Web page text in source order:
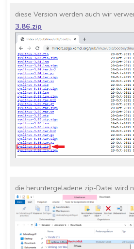
diese Version werden auch wir
3.86.zip
die heruntergeladene zip-Datei wird